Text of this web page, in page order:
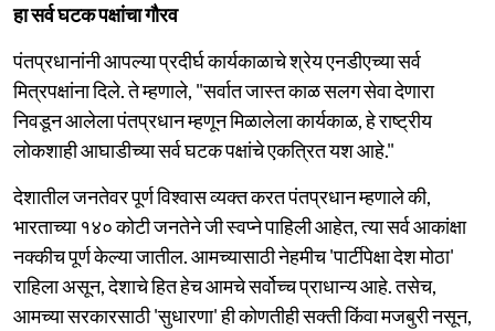
हा सर्व घटक पक्षांचा गौरव
पंतप्रधानांनी आपल्या प्रदीर्घ कार्यकाळाचे श्रेय एनडीएच्या सर्व
मित्रपक्षांना दिले. ते म्हणाले, "सर्वात जास्त काळ सलग सेवा देणारा
निवडून आलेला पंतप्रधान म्हणून मिळालेला कार्यकाळ, हे राष्ट्रीय
लोकशाही आघाडीच्या सर्व घटक पक्षांचे एकत्रित यश आहे."
देशातील जनतेवर पूर्ण विश्वास व्यक्त करत पंतप्रधान म्हणाले की,
भारताच्या १४० कोटी जनतेने जी स्वप्ने पाहिली आहेत, त्या सर्व आकांक्षा
नक्कीच पूर्ण केल्या जातील. आमच्यासाठी नेहमीच 'पार्टीपेक्षा देश मोठा'
राहिला असून, देशाचे हित हेच आमचे सर्वोच्च प्राधान्य आहे. तसेच,
आमच्या सरकारसाठी 'सुधारणा' ही कोणतीही सक्ती किंवा मजबुरी नसून,